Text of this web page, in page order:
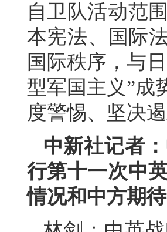
自卫队活动范
本宪法、国际
国际秩序，与
型军国主义”成
度警惕、坚决遏
中新社记者
行第十一次中
情况和中方期